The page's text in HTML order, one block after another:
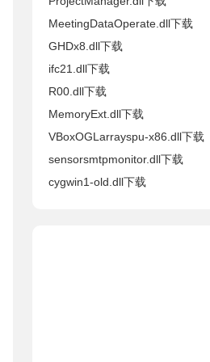
MeetingDataOperate.dll下载
GHDx8.dll下载
ifc21.dll下载
R00.dll下载
MemoryExt.dll下载
VBoxOGLarrayspu-x86.dll下载
sensorsmtpmonitor.dll下载
cygwin1-old.dll下载